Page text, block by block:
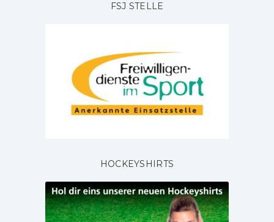
FSJ STELLE
HOCKEYSHIRTS